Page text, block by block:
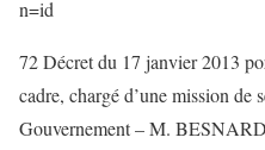
n=id
72 Décret du 17 janvier 2013
cadre, chargé d’une mission de
Gouvernement – M.